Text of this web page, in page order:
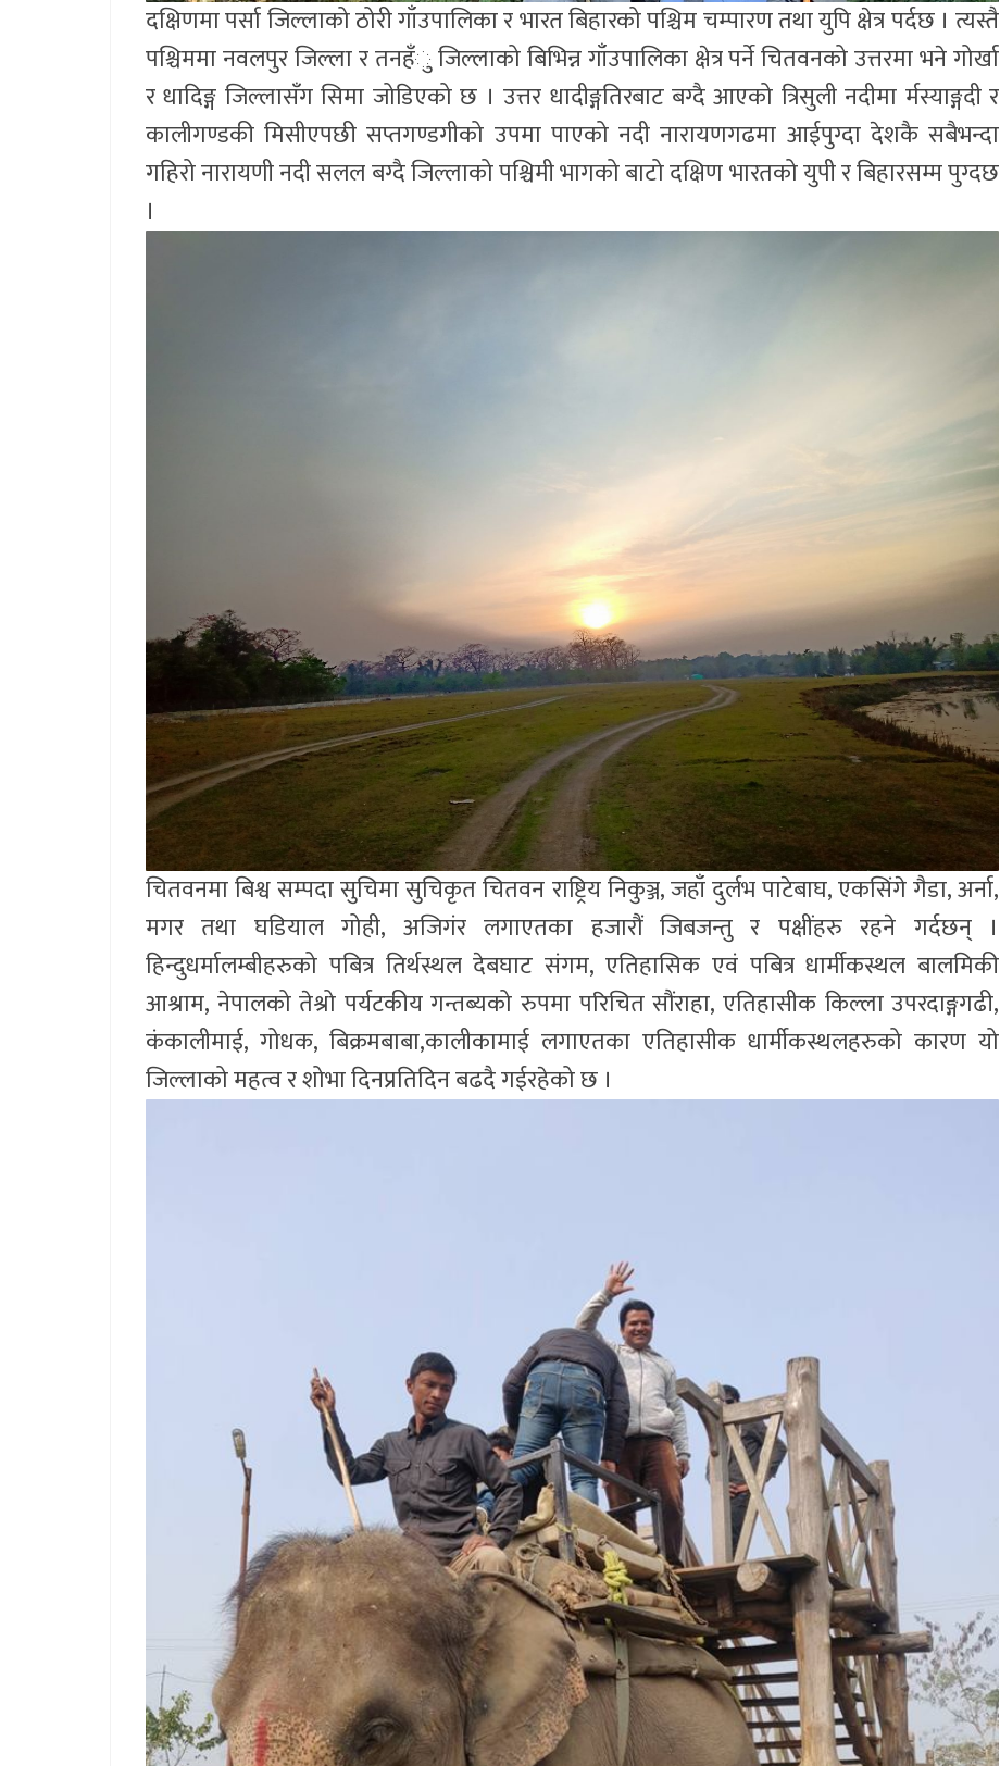
दक्षिणमा पर्सा जिल्लाको ठोरी गाँउपालिका र भारत बिहारको पश्चिम चम्पारण तथा युपि क्षेत्र पर्दछ । त्यस्तै
पश्चिममा नवलपुर जिल्ला र तनहँु जिल्लाको बिभिन्न गाँउपालिका क्षेत्र पर्ने चितवनको उत्तरमा भने गोर्खा
र धादिङ्ग जिल्लासँग सिमा जोडिएको छ । उत्तर धादीङ्गतिरबाट बग्दै आएको त्रिसुली नदीमा र्मस्याङ्गदी र
कालीगण्डकी मिसीएपछी सप्तगण्डगीको उपमा पाएको नदी नारायणगढमा आईपुग्दा देशकै सबैभन्दा
गहिरो नारायणी नदी सलल बग्दै जिल्लाको पश्चिमी भागको बाटो दक्षिण भारतको युपी र बिहारसम्म पुग्दछ
।
चितवनमा बिश्व सम्पदा सुचिमा सुचिकृत चितवन राष्ट्रिय निकुञ्ज, जहाँ दुर्लभ पाटेबाघ, एकसिंगे गैडा, अर्ना,
मगर तथा घडियाल गोही, अजिगंर लगाएतका हजारौं जिबजन्तु र पक्षींहरु रहने गर्दछन् ।
हिन्दुधर्मालम्बीहरुको पबित्र तिर्थस्थल देबघाट संगम, एतिहासिक एवं पबित्र धार्मीकस्थल बालमिकी
आश्राम, नेपालको तेश्रो पर्यटकीय गन्तब्यको रुपमा परिचित सौंराहा, एतिहासीक किल्ला उपरदाङ्गगढी,
कंकालीमाई, गोधक, बिक्रमबाबा,कालीकामाई लगाएतका एतिहासीक धार्मीकस्थलहरुको कारण यो
जिल्लाको महत्व र शोभा दिनप्रतिदिन बढदै गईरहेको छ ।